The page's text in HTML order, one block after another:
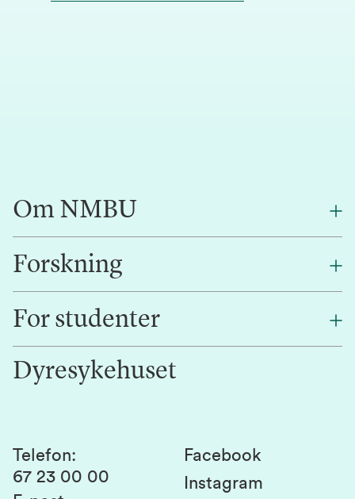
Om NMBU
Om oss
Alumni
Kontakt oss
Forskning
Forskning
Innovasjon
For studenter
Studentlivet
Studier og emner
Studenttinget
Dyresykehuset
Telefon:
67 23 00 00
Facebook
Instagram